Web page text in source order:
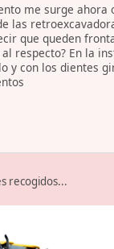
me surge ahora
las
que queden
respecto? En la
y con los dientes
recogidos...